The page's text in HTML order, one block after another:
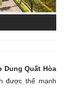
Dung Quất Hòa
được thế mạnh